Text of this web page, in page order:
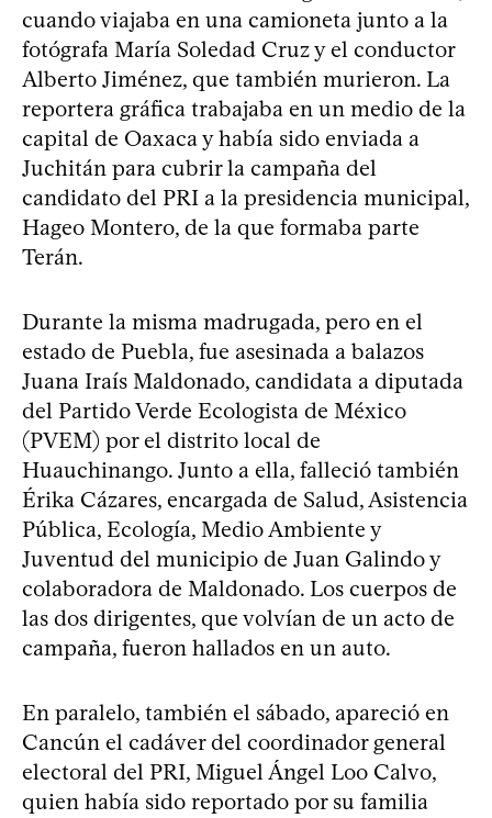
cuando viajaba en una camioneta junto a la
fotógrafa María Soledad Cruz y el conductor
Alberto Jiménez, que también murieron. La
reportera gráfica trabajaba en un medio de la
capital de Oaxaca y había sido enviada a
Juchitán para cubrir la campaña del
candidato del PRI a la presidencia municipal,
Hageo Montero, de la que formaba parte
Terán.
Durante la misma madrugada, pero en el
estado de Puebla, fue asesinada a balazos
Juana Iraís Maldonado, candidata a diputada
del Partido Verde Ecologista de México
(PVEM) por el distrito local de
Huauchinango. Junto a ella, falleció también
Érika Cázares, encargada de Salud, Asistencia
Pública, Ecología, Medio Ambiente y
Juventud del municipio de Juan Galindo y
colaboradora de Maldonado. Los cuerpos de
las dos dirigentes, que volvían de un acto de
campaña, fueron hallados en un auto.
En paralelo, también el sábado, apareció en
Cancún el cadáver del coordinador general
electoral del PRI, Miguel Ángel Loo Calvo,
quien había sido reportado por su familia